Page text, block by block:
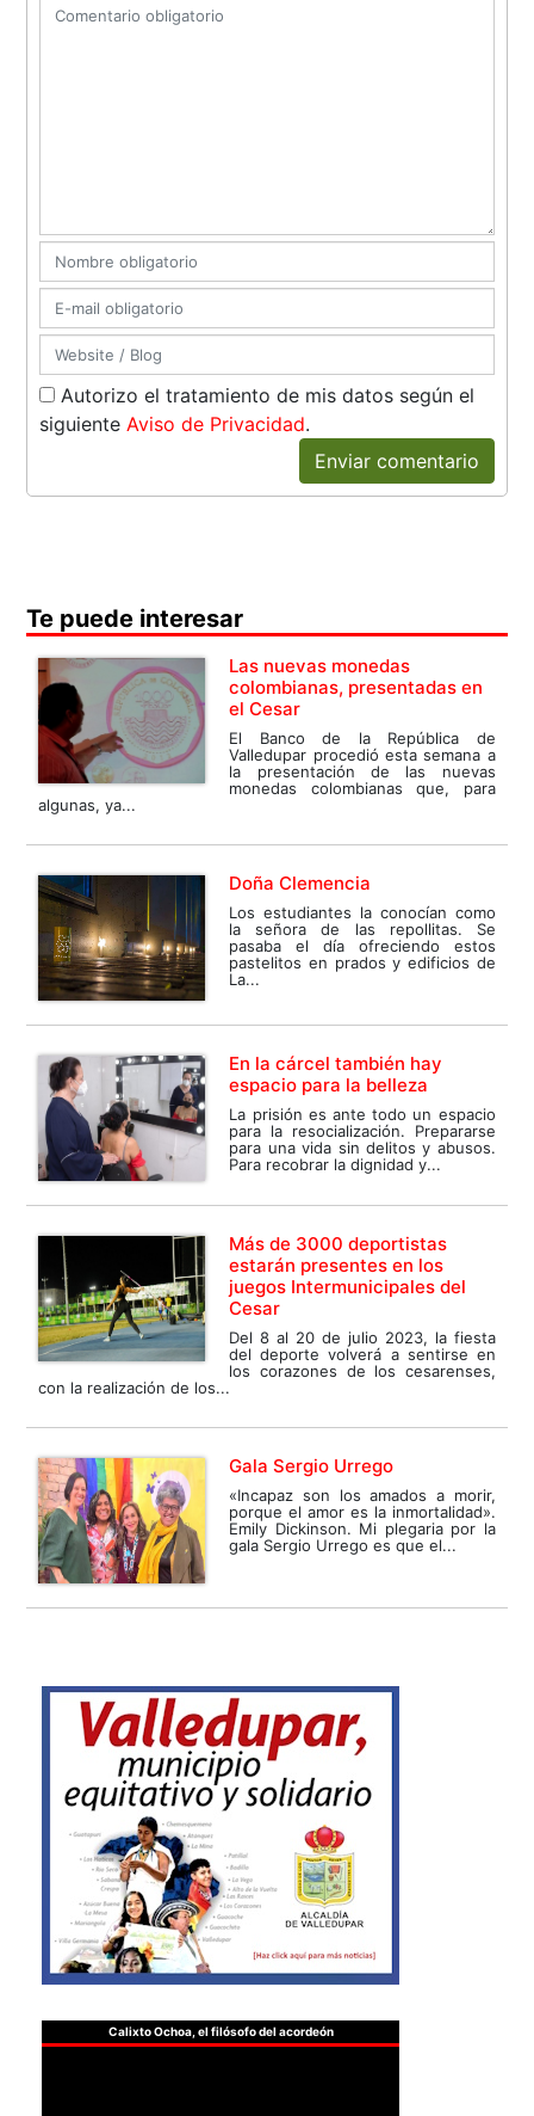
Autorizo el tratamiento de mis datos según el
siguienteAviso de Privacidad.
Enviar comentario
Te puede interesar
Las nuevas monedas
colombianas, presentadas en
el Cesar
El Banco de la República de
Valledupar procedió esta semana a
la presentación de las nuevas
monedas colombianas que, para
algunas, ya...
Doña Clemencia
Los estudiantes la conocían como
la señora de las repollitas. Se
pasaba el día ofreciendo estos
pastelitos en prados y edificios de
La...
En la cárcel también hay
espacio para la belleza
La prisión es ante todo un espacio
para la resocialización. Prepararse
para una vida sin delitos y abusos.
Para recobrar la dignidad y...
Más de 3000 deportistas
estarán presentes en los
juegos Intermunicipales del
Cesar
Del 8 al 20 de julio 2023, la fiesta
del deporte volverá a sentirse en
los corazones de los cesarenses,
con la realización de los...
Gala Sergio Urrego
«Incapaz son los amados a morir,
porque el amor es la inmortalidad».
Emily Dickinson. Mi plegaria por la
gala Sergio Urrego es que el...
Calixto Ochoa, el filósofo del acordeón